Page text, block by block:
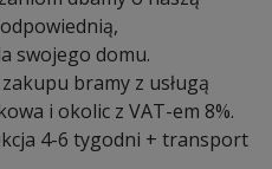
swojego domu.
bramy z usługą
i okolic z VAT-em 8%.
4-6 tygodni + transport